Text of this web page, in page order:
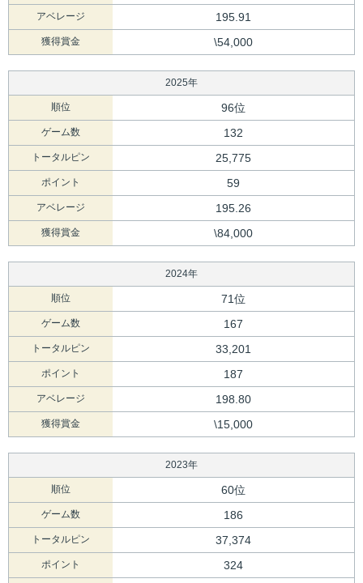
アベレージ 195.91
獲得賞金 \54,000
2025年
順位 96位
ゲーム数 132
トータルピン 25,775
ポイント 59
アベレージ 195.26
獲得賞金 \84,000
2024年
順位 71位
ゲーム数 167
トータルピン 33,201
ポイント 187
アベレージ 198.80
獲得賞金 \15,000
2023年
順位 60位
ゲーム数 186
トータルピン 37,374
ポイント 324